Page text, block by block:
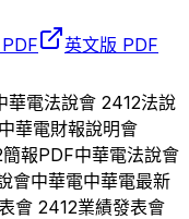
英文版 PDF
華電法說會 2412法說
中華電財報說明會
簡報PDF中華電法說會
會中華電中華電最新
會 2412業績發表會